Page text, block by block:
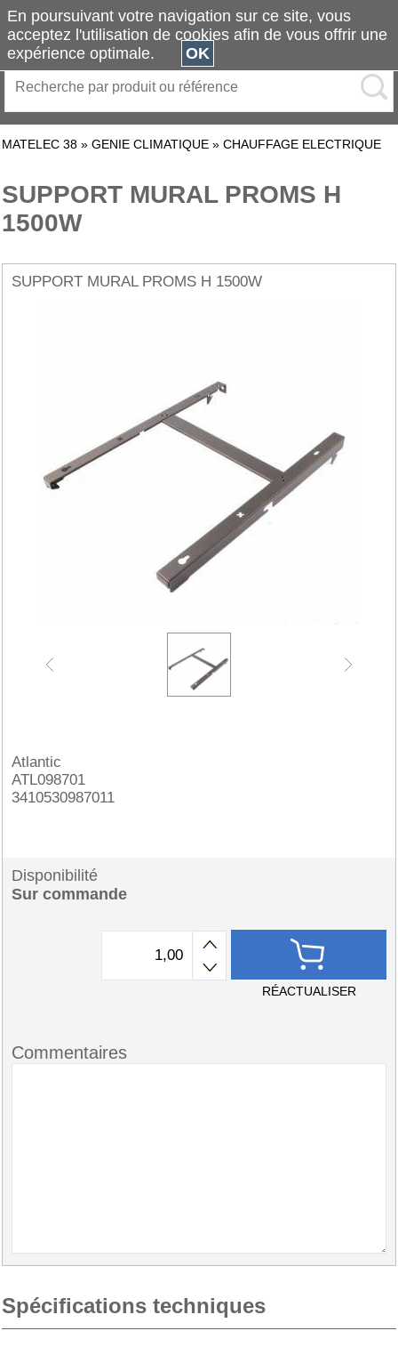
MATELEC 38 » GENIE CLIMATIQUE » CHAUFFAGE ELECTRIQUE
SUPPORT MURAL PROMS H
1500W
SUPPORT MURAL PROMS H 1500W
Atlantic
ATL098701
3410530987011
Disponibilité
Sur commande
RÉACTUALISER
Commentaires
Spécifications techniques
En poursuivant votre navigation sur ce site, vous
acceptez l'utilisation de cookies afin de vous offrir une
expérience optimale.
OK